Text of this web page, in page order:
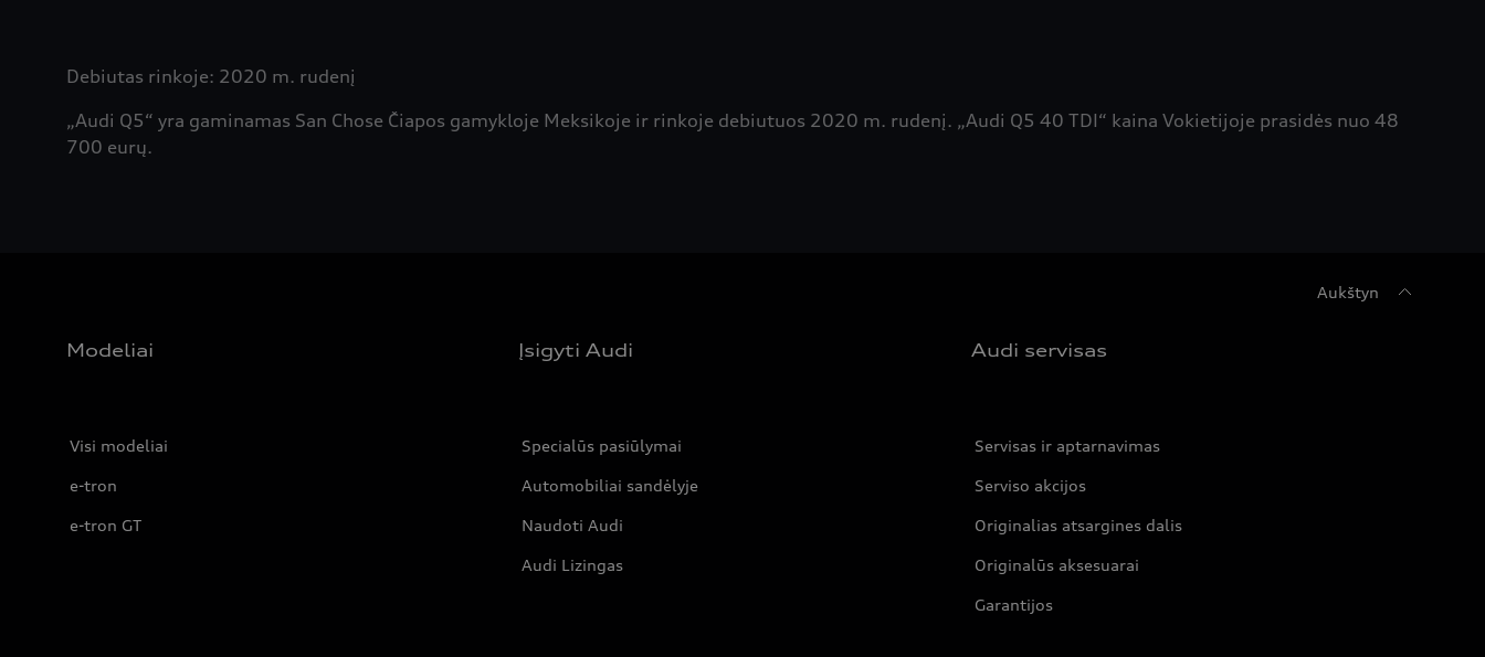
Debiutas rinkoje: 2020 m. rudenį
„Audi Q5“ yra gaminamas San Chose Čiapos gamykloje Meksikoje ir rinkoje debiutuos 2020 m. rudenį. „Audi Q5 40 TDI“ kaina Vokietijoje prasidės nuo 48
700 eurų.
Aukštyn
Modeliai
Visi modeliai
e-tron
e-tron GT
Įsigyti Audi
Specialūs pasiūlymai
Automobiliai sandėlyje
Naudoti Audi
Audi Lizingas
Audi servisas
Servisas ir aptarnavimas
Serviso akcijos
Originalias atsargines dalis
Originalūs aksesuarai
Garantijos